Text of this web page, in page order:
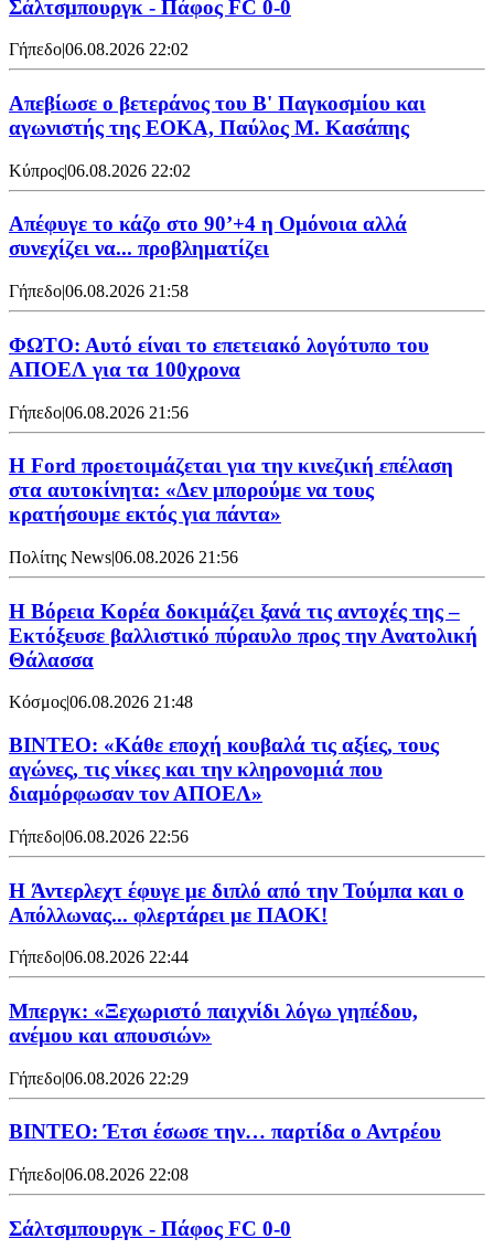
Σάλτσμπουργκ - Πάφος FC 0-0
Γήπεδο|06.08.2026 22:02
Απεβίωσε ο βετεράνος του Β' Παγκοσμίου και
αγωνιστής της ΕΟΚΑ, Παύλος Μ. Κασάπης
Κύπρος|06.08.2026 22:02
Απέφυγε το κάζο στο 90’+4 η Ομόνοια αλλά
συνεχίζει να... προβληματίζει
Γήπεδο|06.08.2026 21:58
ΦΩΤΟ: Αυτό είναι το επετειακό λογότυπο του
ΑΠΟΕΛ για τα 100χρονα
Γήπεδο|06.08.2026 21:56
Η Ford προετοιμάζεται για την κινεζική επέλαση
στα αυτοκίνητα: «Δεν μπορούμε να τους
κρατήσουμε εκτός για πάντα»
Πολίτης News|06.08.2026 21:56
Η Βόρεια Κορέα δοκιμάζει ξανά τις αντοχές της –
Εκτόξευσε βαλλιστικό πύραυλο προς την Ανατολική
Θάλασσα
Κόσμος|06.08.2026 21:48
ΒΙΝΤΕΟ: «Κάθε εποχή κουβαλά τις αξίες, τους
αγώνες, τις νίκες και την κληρονομιά που
διαμόρφωσαν τον ΑΠΟΕΛ»
Γήπεδο|06.08.2026 22:56
H Άντερλεχτ έφυγε με διπλό από την Τούμπα και ο
Απόλλωνας... φλερτάρει με ΠΑΟΚ!
Γήπεδο|06.08.2026 22:44
Μπεργκ: «Ξεχωριστό παιχνίδι λόγω γηπέδου,
ανέμου και απουσιών»
Γήπεδο|06.08.2026 22:29
ΒΙΝΤΕΟ: Έτσι έσωσε την… παρτίδα ο Αντρέου
Γήπεδο|06.08.2026 22:08
Σάλτσμπουργκ - Πάφος FC 0-0